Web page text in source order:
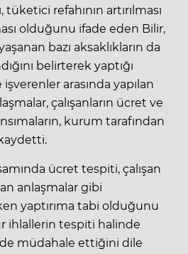
refahının artırılması
olduğunu ifade eden Bilir,
bazı aksaklıkların da
belirterek yaptığı
arasında yapılan
çalışanların ücret ve
kurum tarafından
ücret tespiti, çalışan
anlaşmalar gibi
yaptırıma tabi olduğunu
ihlallerin tespiti halinde
müdahale ettiğini dile